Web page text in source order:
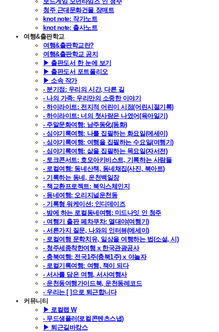
청주 근대문화건물 장매트
knot note: 작가노트
knot note: 출사노트
여행&출판학교
여행&출판학교란?
여행&출판학교 공지
▶ 출판도서 한 눈에 보기
▶ 출판도서 포트폴리오
▶ 소속 작가
- 분기점: 우리의 시간, 다른 길
- 나의 가족: 우리만의 소중한 이야기
- 하이라이트: 전지적 어린이 시점(어린시절기록)
- 하이라이트: 너의 첫사랑은 나였어(육아일기)
- 주말문화여행: 남주동化(동화)
- 심야기록여행: 나를 집필하는 화요일(에세이)
- 심야기록여행: 여행을 집필하는 수요일(여행기)
- 심야기록여행: 삶을 집필하는 목요일(자서전)
- 토크콘서트: 호모아키비스트, 기록하는 사람들
- 로컬여행: 동네산책, 동네채집(사진, 북아트)
- 기록하는 동네, 운천백일장
- 책교환프로젝트: 북익스체인지
- 동네여행: 오리지널운천동
- 기록형 워케이션: 인디데이즈
- 밤에 하는 로컬동네여행: 미드나잇 인 청주
- 여행기 출판 페차쿠차: 열대야(여행기)
- 서른가지 질문, 나와의 인터뷰(에세이)
- 로컬여행 문학치유, 일상을 여행하는 법(소설, 시)
- 청주세종착한여행 x 한국관광공사
- 충북여행: 전국1주(충북1주) x 야놀자
- 로컬기록여행: 여행, 책이 되다
- 서사를 담은 여행, 서사여행사
- 운천동여행가이드북, 운천동레코드
- 우리는 [ ]으로 퇴근합니다
커뮤니티
▶ 로컬랩 W
- 무드샘플러(로컬콘텐츠스냅)
▶ 퇴근길바캉스